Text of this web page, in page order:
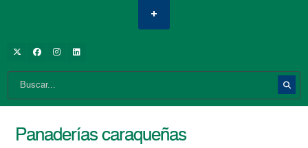
Panaderías caraqueñas